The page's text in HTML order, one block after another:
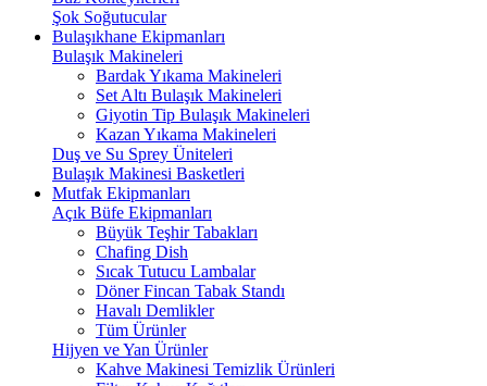
Şok Soğutucular
Bulaşıkhane Ekipmanları
Bulaşık Makineleri
Bardak Yıkama Makineleri
Set Altı Bulaşık Makineleri
Giyotin Tip Bulaşık Makineleri
Kazan Yıkama Makineleri
Duş ve Su Sprey Üniteleri
Bulaşık Makinesi Basketleri
Mutfak Ekipmanları
Açık Büfe Ekipmanları
Büyük Teşhir Tabakları
Chafing Dish
Sıcak Tutucu Lambalar
Döner Fincan Tabak Standı
Havalı Demlikler
Tüm Ürünler
Hijyen ve Yan Ürünler
Kahve Makinesi Temizlik Ürünleri